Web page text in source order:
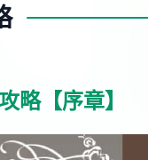
略【序章】